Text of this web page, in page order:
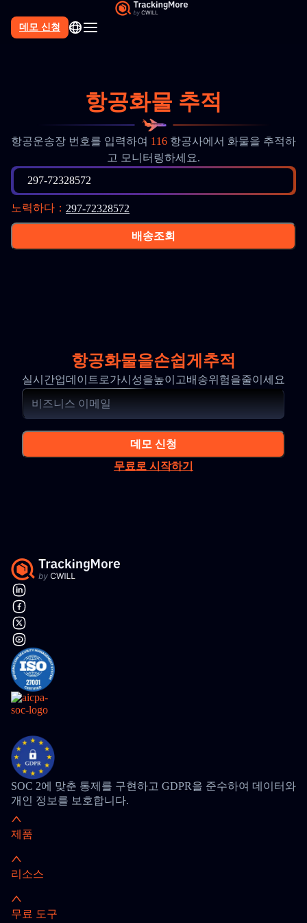
데모 신청
항공화물 추적
항공운송장 번호를 입력하여 116 항공사에서 화물을 추적하
고 모니터링하세요.
297-72328572
노력하다 ： 297-72328572
배송조회
항공화물을손쉽게추적
실시간업데이트로가시성을높이고배송위험을줄이세요
데모 신청
무료로 시작하기
SOC 2에 맞춘 통제를 구현하고 GDPR을 준수하여 데이터와
개인 정보를 보호합니다.
제품
리소스
무료 도구